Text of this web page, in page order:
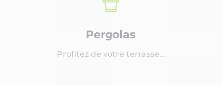
Pergolas
Profitez de votre terrasse...